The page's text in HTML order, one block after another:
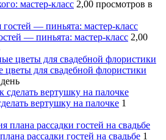
мастер-класс 2,00 просмотров в
— пиньята: мастер-класс 2,00
для свадебной флористики
вертушку на палочке 1
рассадки гостей на свадьбе 1